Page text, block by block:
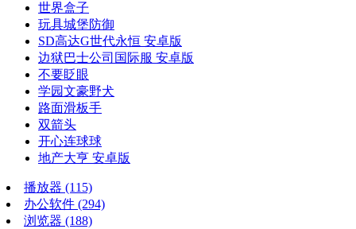
世界盒子
玩具城堡防御
SD高达G世代永恒 安卓版
边狱巴士公司国际服 安卓版
不要眨眼
学园文豪野犬
路面滑板手
双箭头
开心连球球
地产大亨 安卓版
播放器 (115)
办公软件 (294)
浏览器 (188)